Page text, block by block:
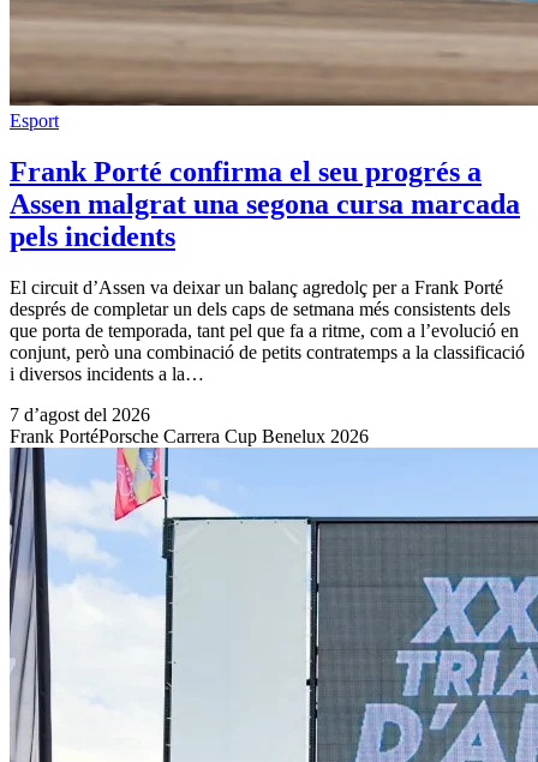
Esport
Frank Porté confirma el seu progrés a
Assen malgrat una segona cursa marcada
pels incidents
El circuit d’Assen va deixar un balanç agredolç per a Frank Porté
després de completar un dels caps de setmana més consistents dels
que porta de temporada, tant pel que fa a ritme, com a l’evolució en
conjunt, però una combinació de petits contratemps a la classificació
i diversos incidents a la…
7 d’agost del 2026
Frank PortéPorsche Carrera Cup Benelux 2026